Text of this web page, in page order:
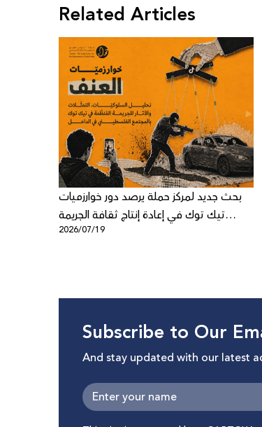
Related Articles
بحث جديد لمركز حملة يرصد دور خوارزميات
تيك توك في إعادة إنتاج ثقافة الجريمة
المنظمة في المجتمع الفلسطيني في
2026/07/19
Subscribe to Our
And stay updated with our latest